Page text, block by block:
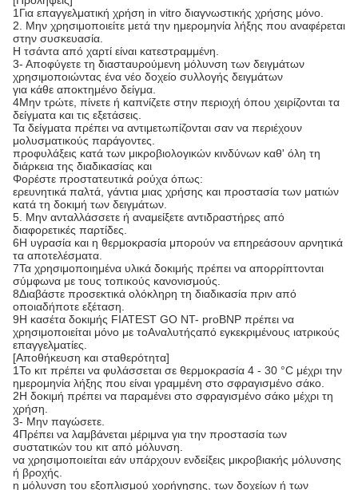
1Για επαγγελματική χρήση in vitro διαγνωστικής χρήσης μόνο.
2. Μην χρησιμοποιείτε μετά την ημερομηνία λήξης που αναφέρεται
στην συσκευασία.
Η τσάντα από χαρτί είναι κατεστραμμένη.
3- Αποφύγετε τη διασταυρούμενη μόλυνση των δειγμάτων
χρησιμοποιώντας ένα νέο δοχείο συλλογής δειγμάτων
για κάθε αποκτημένο δείγμα.
4Μην τρώτε, πίνετε ή καπνίζετε στην περιοχή όπου χειρίζονται τα
δείγματα και τις εξετάσεις.
Τα δείγματα πρέπει να αντιμετωπίζονται σαν να περιέχουν
μολυσματικούς παράγοντες.
προφυλάξεις κατά των μικροβιολογικών κινδύνων καθ' όλη τη
διάρκεια της διαδικασίας και
Φορέστε προστατευτικά ρούχα όπως:
ερευνητικά παλτά, γάντια μιας χρήσης και προστασία των ματιών
κατά τη δοκιμή των δειγμάτων.
5. Μην ανταλλάσσετε ή αναμείξετε αντιδραστήρες από
διαφορετικές παρτίδες.
6Η υγρασία και η θερμοκρασία μπορούν να επηρεάσουν αρνητικά
τα αποτελέσματα.
7Τα χρησιμοποιημένα υλικά δοκιμής πρέπει να απορρίπτονται
σύμφωνα με τους τοπικούς κανονισμούς.
8Διαβάστε προσεκτικά ολόκληρη τη διαδικασία πριν από
οποιαδήποτε εξέταση.
9Η κασέτα δοκιμής FIATEST GO NT- proBNP πρέπει να
χρησιμοποιείται μόνο με τοΑναλυτήςαπό εγκεκριμένους ιατρικούς
επαγγελματίες.
[Αποθήκευση και σταθερότητα]
1Το κιτ πρέπει να φυλάσσεται σε θερμοκρασία 4 - 30 °C μέχρι την
ημερομηνία λήξης που είναι γραμμένη στο σφραγισμένο σάκο.
2Η δοκιμή πρέπει να παραμένει στο σφραγισμένο σάκο μέχρι τη
χρήση.
3- Μην παγώσετε.
4Πρέπει να λαμβάνεται μέριμνα για την προστασία των
συστατικών του κιτ από μόλυνση.
να χρησιμοποιείται εάν υπάρχουν ενδείξεις μικροβιακής μόλυνσης
ή βροχής.
η μόλυνση του εξοπλισμού χορήγησης, των δοχείων ή των